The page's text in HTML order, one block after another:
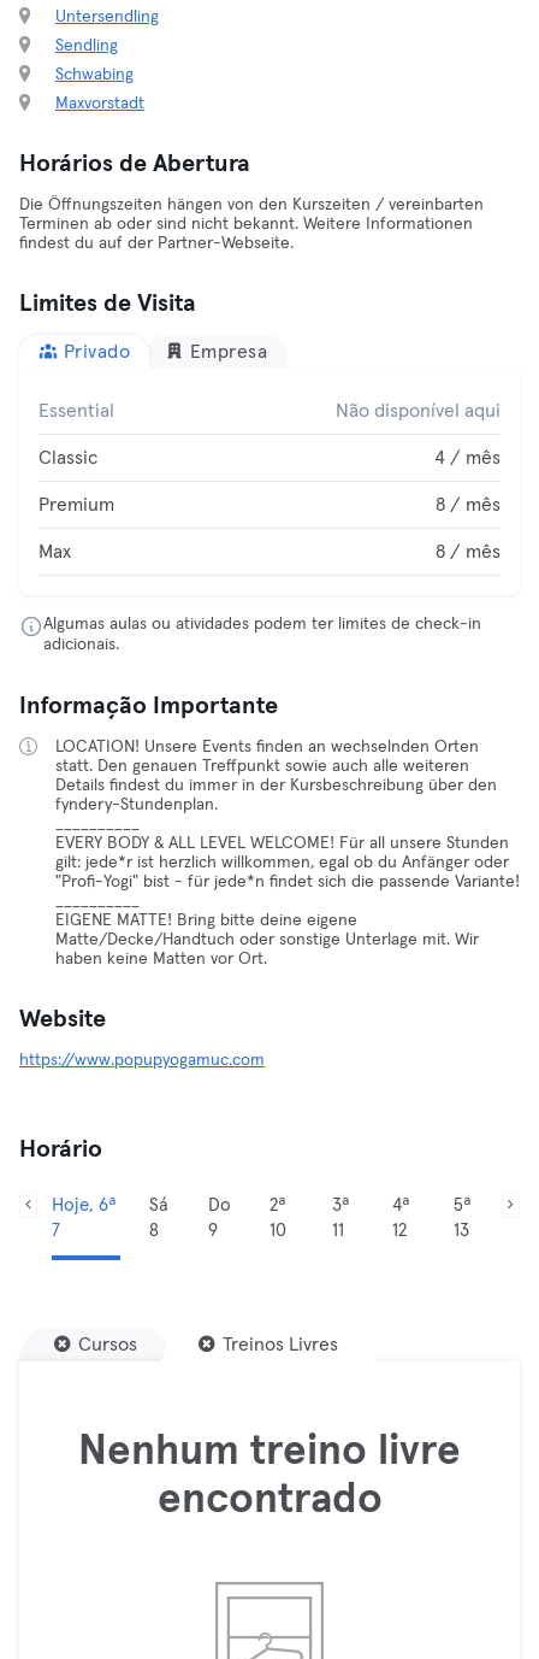
Untersendling
Sendling
Schwabing
Maxvorstadt
Horários de Abertura
Die Öffnungszeiten hängen von den Kurszeiten / vereinbarten
Terminen ab oder sind nicht bekannt. Weitere Informationen
findest du auf der Partner-Webseite.
Limites de Visita
Privado Empresa
Essential Não disponível aqui
Classic 4 / mês
Premium 8 / mês
Max 8 / mês
Algumas aulas ou atividades podem ter limites de check-in
adicionais.
Informação Importante
LOCATION! Unsere Events finden an wechselnden Orten
statt. Den genauen Treffpunkt sowie auch alle weiteren
Details findest du immer in der Kursbeschreibung über den
fyndery-Stundenplan.
EVERY BODY & ALL LEVEL WELCOME! Für all unsere Stunden
gilt: jede*r ist herzlich willkommen, egal ob du Anfänger oder
"Profi-Yogi" bist - für jede*n findet sich die passende Variante!
EIGENE MATTE! Bring bitte deine eigene
Matte/Decke/Handtuch oder sonstige Unterlage mit. Wir
haben keine Matten vor Ort.
Website
https://www.popupyogamuc.com
Horário
Hoje, 6ª
7
Sá
8
Do
9
2ª
10
3ª
11
4ª
12
5ª
13
Cursos Treinos Livres
Nenhum treino livre
encontrado